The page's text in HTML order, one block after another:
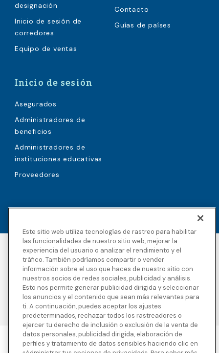
designación
Inicio de sesión de
corredores
Equipo de ventas
Contacto
Guías de países
Inicio de sesión
Asegurados
Administradores de
beneficios
Administradores de
instituciones educativas
Proveedores
Accesibilidad
Derechos de autor
Política de privacidad
Avisos legales
Términos y condiciones
Divulgaciones de
terceros
Transparencia en la
cobertura
Mapa del sitio
Blue Cross Blue Shield Global Solutions es el nombre comercial de
Este sitio web utiliza tecnologías de rastreo para habilitar
las funcionalidades de nuestro sitio web, mejorar la
experiencia del usuario o analizar el rendimiento y el
tráfico. También podríamos compartir o vender
información sobre el uso que haces de nuestro sitio con
nuestros socios de redes sociales, publicidad y análisis.
Esto nos permite generar publicidad dirigida y seleccionar
los anuncios y el contenido que sean más relevantes para
ti. A continuación, puedes aceptar los ajustes
predeterminados, rechazar todos los rastreadores o
ejercer tu derecho de inclusión o exclusión de la venta de
datos personales, publicidad dirigida, elaboración de
perfiles y tratamiento de datos sensibles haciendo clic en